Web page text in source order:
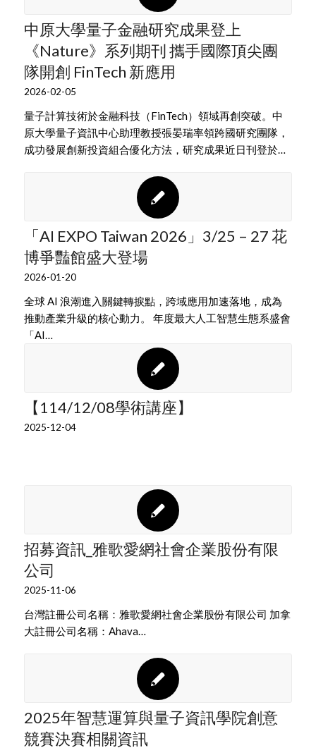
中原大學量子金融研究成果登上
《Nature》系列期刊 攜手國際頂尖團
隊開創 FinTech 新應用
2026-02-05
量子計算技術於金融科技（FinTech）領域再創突破。中
原大學量子資訊中心助理教授張晏瑞率領跨國研究團隊，
成功發展創新投資組合優化方法，研究成果近日刊登於…
「AI EXPO Taiwan 2026」3/25 – 27 花
博爭豔館盛大登場
2026-01-20
全球 AI 浪潮進入關鍵轉捩點，跨域應用加速落地，成為
推動產業升級的核心動力。 年度最大人工智慧生態系盛會
「AI…
【114/12/08學術講座】
2025-12-04
招募資訊_雅歌愛網社會企業股份有限
公司
2025-11-06
台灣註冊公司名稱：雅歌愛網社會企業股份有限公司 加拿
大註冊公司名稱：Ahava…
2025年智慧運算與量子資訊學院創意
競賽決賽相關資訊